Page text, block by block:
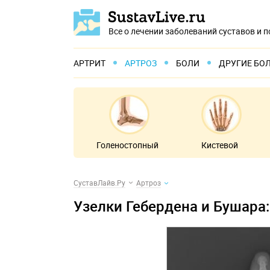
Все о лечении заболеваний суставов и
АРТРИТ АРТРОЗ БОЛИ ДРУГИЕ
Голеностопный Кистевой
СуставЛайв.Ру Артроз
Узелки Гебердена и